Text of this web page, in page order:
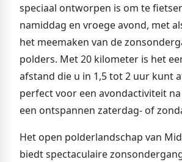
speciaal ontworpen is om te
namiddag en vroege avond, met
het meemaken van de
polders. Met 20 kilometer is het
afstand die u in 1,5 tot 2 uur kunt
perfect voor een avondactiviteit
een ontspannen zaterdag- of
Het open polderlandschap van
biedt spectaculaire